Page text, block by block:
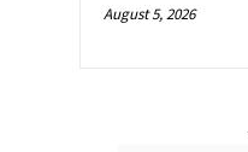
August 5, 2026